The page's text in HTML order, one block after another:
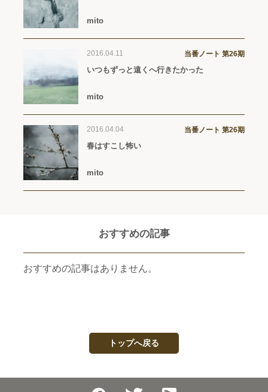
mito
2016.04.11 当番ノート 第26期
いつもずっと遠くへ行きたかった
mito
2016.04.04 当番ノート 第26期
春はすこし怖い
mito
おすすめの記事
おすすめの記事はありません。
トップへ戻る